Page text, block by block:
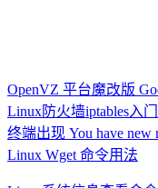
OpenVZ 平台魔改版
Linux防火墙iptables入
终端出现 You have
Linux Wget 命令用法